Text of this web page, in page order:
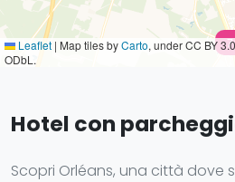
Leaflet | Map tiles byCarto, under CC BY
ODbL.
Hotel con
Scopri Orléans, una città dove